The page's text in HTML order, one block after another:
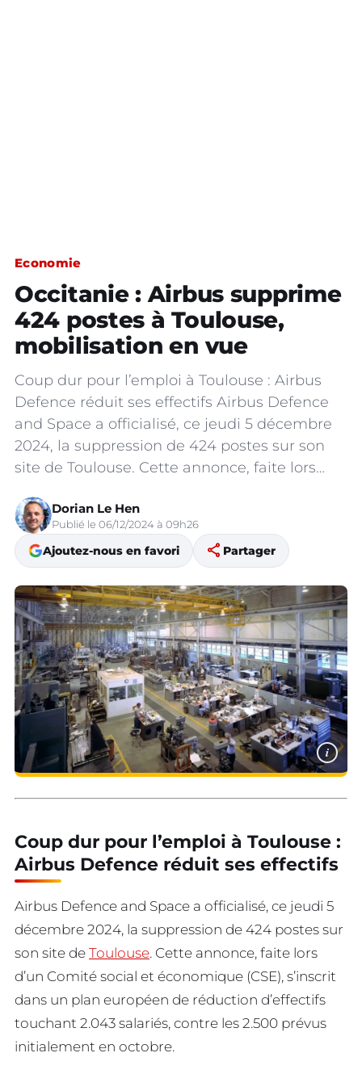
Economie
Occitanie : Airbus supprime
424 postes à Toulouse,
mobilisation en vue
Coup dur pour l’emploi à Toulouse : Airbus
Defence réduit ses effectifs Airbus Defence
and Space a officialisé, ce jeudi 5 décembre
2024, la suppression de 424 postes sur son
site de Toulouse. Cette annonce, faite lors…
Dorian Le Hen
Publié le 06/12/2024 à 09h26
Ajoutez-nous en favori share Partager
i
Coup dur pour l’emploi à Toulouse :
Airbus Defence réduit ses effectifs
Airbus Defence and Space a officialisé, ce jeudi 5
décembre 2024, la suppression de 424 postes sur
son site de Toulouse. Cette annonce, faite lors
d’un Comité social et économique (CSE), s’inscrit
dans un plan européen de réduction d’effectifs
touchant 2.043 salariés, contre les 2.500 prévus
initialement en octobre.